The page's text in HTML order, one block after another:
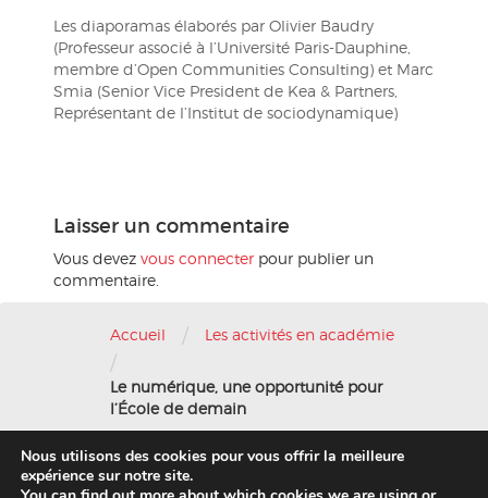
Les diaporamas élaborés par Olivier Baudry
(Professeur associé à l’Université Paris-Dauphine,
membre d’Open Communities Consulting) et Marc
Smia (Senior Vice President de Kea & Partners,
Représentant de l’Institut de sociodynamique)
Laisser un commentaire
Vous devez vous connecterpour publier un
commentaire.
Accueil / Les activités en académie
/
Le numérique, une opportunité pour
l’École de demain
Nous contacter-Mentions légales
Nous utilisons des cookies pour vous offrir la meilleure
expérience sur notre site.